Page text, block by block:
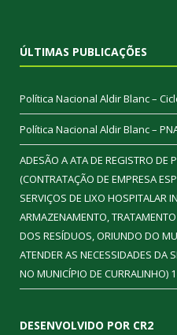
ÚLTIMAS PUBLICAÇÕES
Política Nacional Aldir Blanc –
Política Nacional Aldir Blanc –
ADESÃO A ATA DE REGISTRO DE
(CONTRATAÇÃO DE EMPRESA
SERVIÇOS DE LIXO HOSPITALAR
ARMAZENAMENTO,
DOS RESÍDUOS, ORIUNDO DO
ATENDER AS NECESSIDADES DA
NO MUNICÍPIO DE CURRALINHO)
DESENVOLVIDO POR CR2